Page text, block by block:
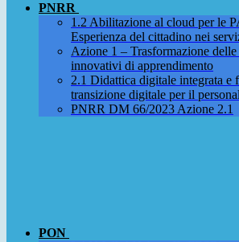
PNRR
1.2 Abilitazione al cloud per le
Esperienza del cittadino nei
Azione 1 – Trasformazione
innovativi di apprendimento
2.1 Didattica digitale integrata e
transizione digitale per il
PNRR DM 66/2023 Azione 2.1
PON